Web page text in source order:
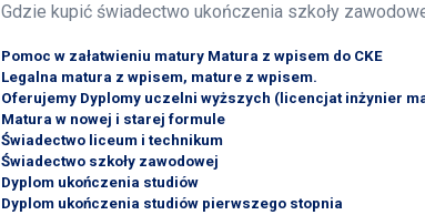
Gdzie kupić świadectwo ukończenia szkoły
Pomoc w załatwieniu matury Matura z wpisem do CKE
Legalna matura z wpisem, mature z wpisem.
Oferujemy Dyplomy uczelni wyższych (licencjat inżynier
Matura w nowej i starej formule
Świadectwo liceum i technikum
Świadectwo szkoły zawodowej
Dyplom ukończenia studiów
Dyplom ukończenia studiów pierwszego stopnia